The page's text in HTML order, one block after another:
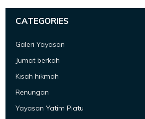
CATEGORIES
Galeri Yayasan
Jumat berkah
Kisah hikmah
Renungan
Yayasan Yatim Piatu